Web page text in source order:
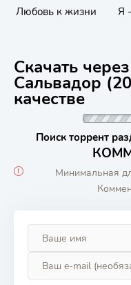
Любовь к жизни Я
Скачать
Сальвадор
качестве
Поиск торрент
Минимальная